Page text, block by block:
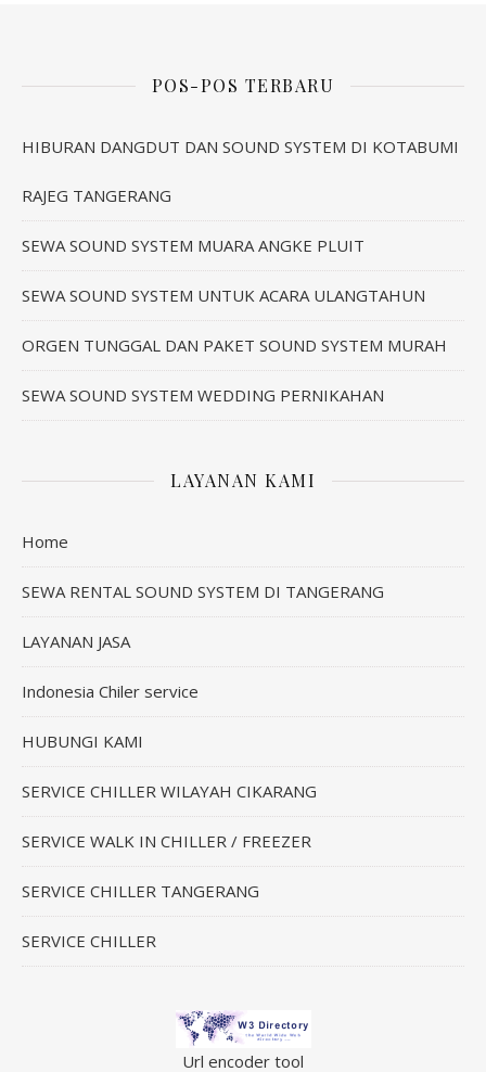
POS-POS TERBARU
HIBURAN DANGDUT DAN SOUND SYSTEM DI KOTABUMI
RAJEG TANGERANG
SEWA SOUND SYSTEM MUARA ANGKE PLUIT
SEWA SOUND SYSTEM UNTUK ACARA ULANGTAHUN
ORGEN TUNGGAL DAN PAKET SOUND SYSTEM MURAH
SEWA SOUND SYSTEM WEDDING PERNIKAHAN
LAYANAN KAMI
Home
SEWA RENTAL SOUND SYSTEM DI TANGERANG
LAYANAN JASA
Indonesia Chiler service
HUBUNGI KAMI
SERVICE CHILLER WILAYAH CIKARANG
SERVICE WALK IN CHILLER / FREEZER
SERVICE CHILLER TANGERANG
SERVICE CHILLER
Url encoder tool